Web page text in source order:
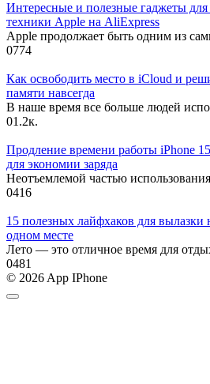
Интересные и полезные гаджеты
техники Apple на AliExpress
Apple продолжает быть одним из
0774
Как освободить место в iCloud и
памяти навсегда
В наше время все больше людей
01.2к.
Продление времени работы iPhone
для экономии заряда
Неотъемлемой частью
0416
15 полезных лайфхаков для вылазки
одном месте
Лето — это отличное время для
0481
© 2026 App IPhone